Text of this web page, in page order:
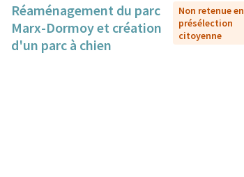
Réaménagement du parc
Marx-Dormoy et création
d'un parc à chien
Non retenue en
présélection
citoyenne